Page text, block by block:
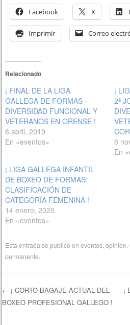
Facebook
X
Imprimir Correo
Relacionado
¡ FINAL DE LA LIGA
GALLEGA DE FORMAS –
DIVERSIDAD FUNCIONAL Y
VETERANOS EN ORENSE !
6 abril, 2019
En «eventos»
¡
2ª
6
En
¡ LIGA GALLEGA INFANTIL
DE BOXEO DE FORMAS:
CLASIFICACIÓN DE
CATEGORÍA FEMENINA !
14 enero, 2020
En «eventos»
Esta entrada se publicó eneventos ,opinion
permanente
Navegación de
← ¡ CORTO BAGAJE ACTUAL DEL
BOXEO PROFESIONAL GALLEGO !
¡